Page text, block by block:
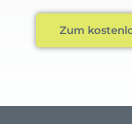
Zum